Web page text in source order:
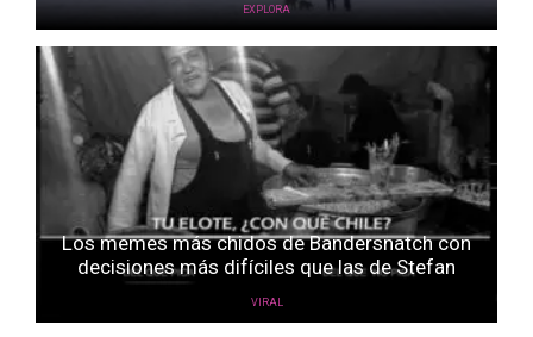
EXPLORA
Los memes más chidos de Bandersnatch con
decisiones más difíciles que las de Stefan
VIRAL